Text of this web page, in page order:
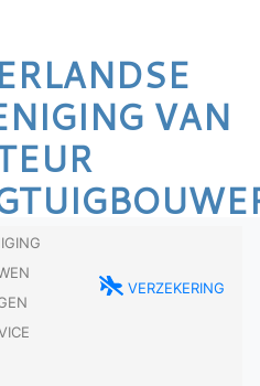
VAN
Verzekering